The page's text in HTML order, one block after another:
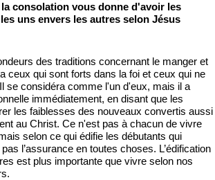
consolation vous donne d'avoir les
uns envers les autres selon Jésus
des traditions concernant le manger et
ceux qui sont forts dans la foi et ceux qui ne
se considéra comme l'un d'eux, mais il a
immédiatement, en disant que les
les faiblesses des nouveaux convertis aussi
au Christ. Ce n'est pas à chacun de vivre
selon ce qui édifie les débutants qui
l’assurance en toutes choses. L’édification
est plus importante que vivre selon nos